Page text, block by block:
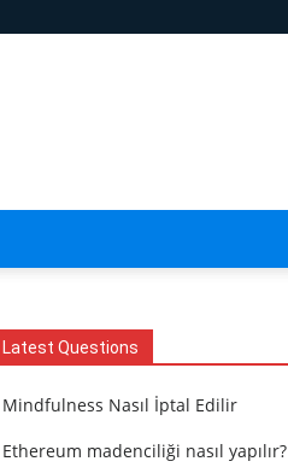
Latest Questions
Mindfulness Nasıl İptal Edilir
Ethereum madenciliği nasıl yapılır?